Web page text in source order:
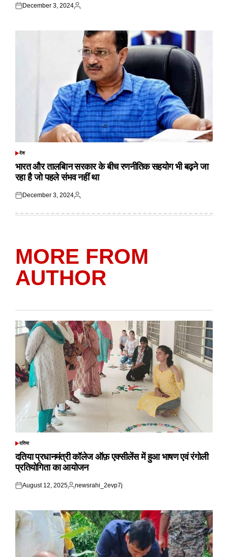
Posted
December 3, 2024
Posted
POSTED
देश
भारत और तालबिान सरकार के बीच रणनीतिक सहयोग भी बढ़ने जा
रहा है जो पहले संभव नहीं था
Posted
December 3, 2024
Posted
MORE FROM
AUTHOR
POSTED
दतिया
दतिया प्रधानमंत्री कॉलेज ऑफ़ एक्सीलेंस में हुआ भाषण एवं रंगोली
प्रतियोगिता का आयोजन
Posted
August 12, 2025
Posted
newsrahi_2evp7j